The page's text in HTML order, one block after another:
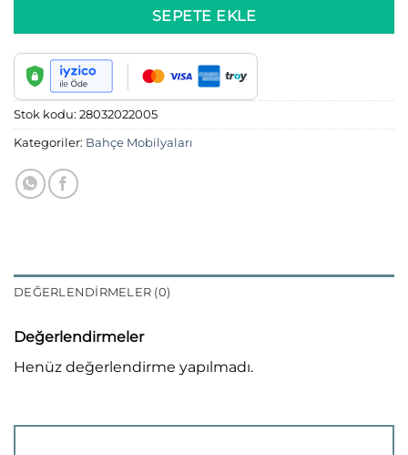
SEPETE EKLE
Stok kodu: 28032022005
Kategoriler: Bahçe Mobilyaları
DEĞERLENDIRMELER (0)
Değerlendirmeler
Henüz değerlendirme yapılmadı.